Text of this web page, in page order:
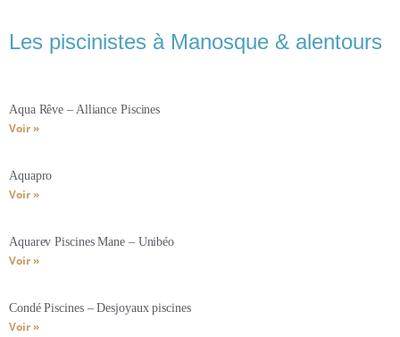
Les piscinistes à Manosque & alentours
Aqua Rêve – Alliance Piscines
Voir »
Aquapro
Voir »
Aquarev Piscines Mane – Unibéo
Voir »
Condé Piscines – Desjoyaux piscines
Voir »